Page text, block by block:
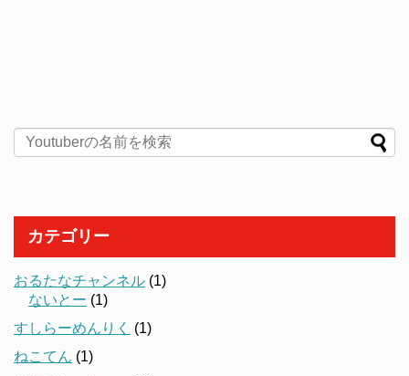
カテゴリー
おるたなチャンネル (1)
ないとー (1)
すしらーめんりく
(1)
ねこてん (1)